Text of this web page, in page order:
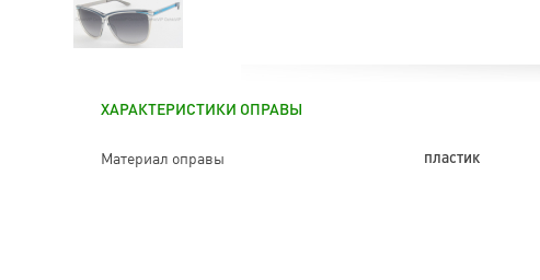
ХАРАКТЕРИСТИКИ ОПРАВЫ
Материал оправы пластик